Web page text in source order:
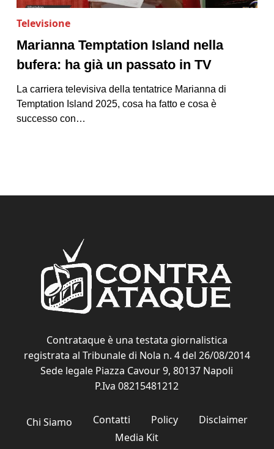
Televisione
Marianna Temptation Island nella
bufera: ha già un passato in TV
La carriera televisiva della tentatrice Marianna di
Temptation Island 2025, cosa ha fatto e cosa è
successo con…
Contrataque è una testata giornalistica
registrata al Tribunale di Nola n. 4 del 26/08/2014
Sede legale Piazza Cavour 9, 80137 Napoli
P.Iva 08215481212
Chi Siamo Contatti Policy
Disclaimer
Media Kit